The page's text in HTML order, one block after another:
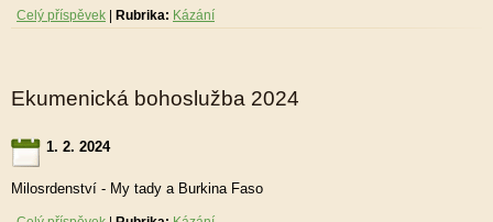
Celý příspěvek Rubrika: Kázání
Ekumenická bohoslužba 2024
1. 2. 2024
Milosrdenství - My tady a Burkina Faso